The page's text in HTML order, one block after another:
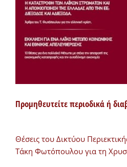
Προμηθευτείτε περιοδικά ή
Θέσεις του Δικτύου
Τάκη Φωτόπουλου για τη